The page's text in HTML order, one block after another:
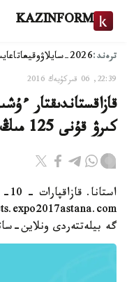
KAZINFORM
ترەند:2026-سايلاۋ وقيعا
22:39, 06 قىركۇيەك 2016
كىرۋ قۇنى 125 مىڭ تەڭگەگە دەيىن جەتەدى
گە بيلەتتەردى ونلاين-